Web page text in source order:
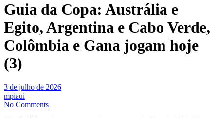
Guia da Copa: Austrália e
Egito, Argentina e Cabo Verde,
Colômbia e Gana jogam hoje
(3)
3 de julho de 2026
mpiaui
No Comments